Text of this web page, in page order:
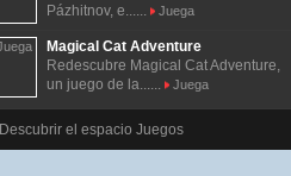
Pázhitnov, e......
Juega
Magical Cat Adventure
Redescubre Magical Cat Adventure,
un juego de la......
Juega
Descubrir el espacio Juegos